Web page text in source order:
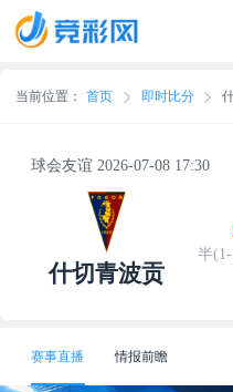
当前位置： 首页 即时比分
球会友谊 2026-07-08 17:30
什切青波贡
半
赛事直播 情报前瞻